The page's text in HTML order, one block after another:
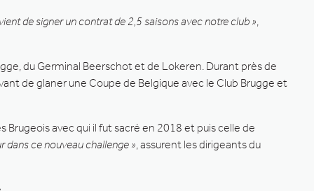
de signer un contrat de 2,5 saisons avec notre club »,
du Germinal Beerschot et de Lokeren. Durant près de
de glaner une Coupe de Belgique avec le Club Brugge et
avec qui il fut sacré en 2018 et puis celle de
dans ce nouveau challenge », assurent les dirigeants du